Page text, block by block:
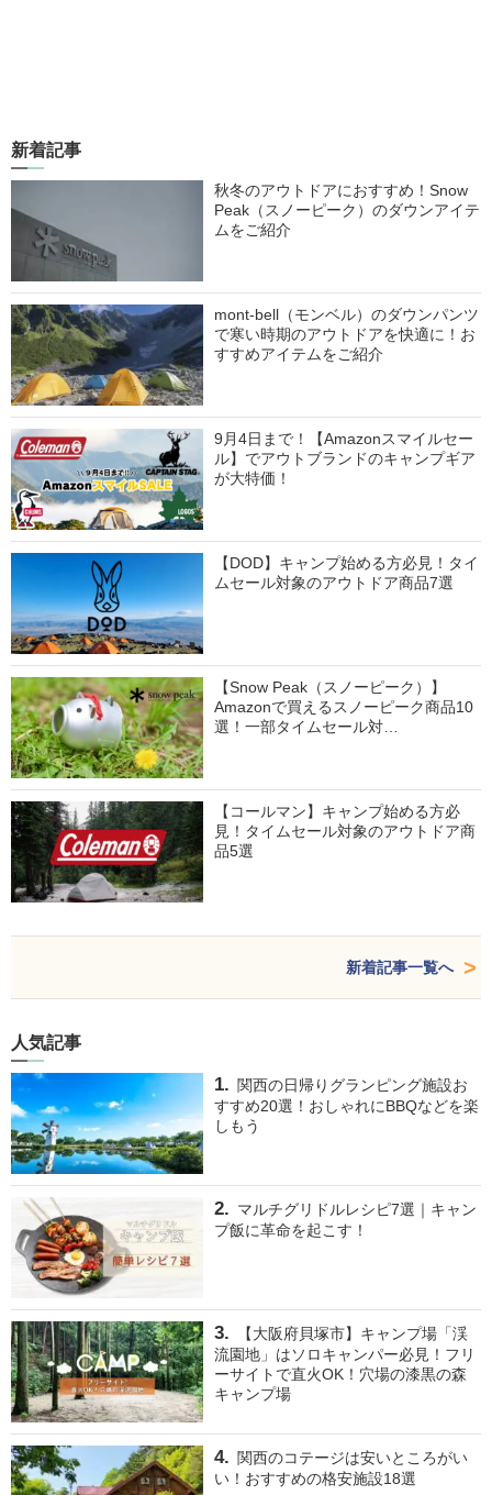
新着記事
秋冬のアウトドアにおすすめ！Snow
Peak（スノーピーク）のダウンアイテ
ムをご紹介
mont-bell（モンベル）のダウンパンツ
で寒い時期のアウトドアを快適に！お
すすめアイテムをご紹介
9月4日まで！【Amazonスマイルセー
ル】でアウトブランドのキャンプギア
が大特価！
【DOD】キャンプ始める方必見！タイ
ムセール対象のアウトドア商品7選
【Snow Peak（スノーピーク）】
Amazonで買えるスノーピーク商品10
選！一部タイムセール対…
【コールマン】キャンプ始める方必
見！タイムセール対象のアウトドア商
品5選
新着記事一覧へ
人気記事
関西の日帰りグランピング施設お
すすめ20選！おしゃれにBBQなどを楽
しもう
マルチグリドルレシピ7選｜キャン
プ飯に革命を起こす！
【大阪府貝塚市】キャンプ場「渓
流園地」はソロキャンパー必見！フリ
ーサイトで直火OK！穴場の漆黒の森
キャンプ場
関西のコテージは安いところがい
い！おすすめの格安施設18選